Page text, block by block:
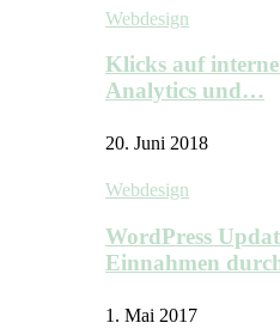
Webdesign
Klicks auf
Analytics und…
20. Juni 2018
Webdesign
WordPress
Einnahmen
1. Mai 2017